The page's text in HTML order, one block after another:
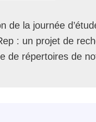
de la journée
: un projet de
de répertoires de